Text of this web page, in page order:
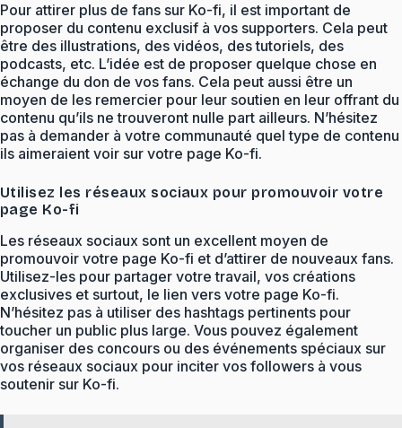
Pour attirer plus de fans sur Ko-fi, il est important de
proposer du contenu exclusif à vos supporters. Cela peut
être des illustrations, des vidéos, des tutoriels, des
podcasts, etc. L’idée est de proposer quelque chose en
échange du don de vos fans. Cela peut aussi être un
moyen de les remercier pour leur soutien en leur offrant du
contenu qu’ils ne trouveront nulle part ailleurs. N’hésitez
pas à demander à votre communauté quel type de contenu
ils aimeraient voir sur votre page Ko-fi.
Utilisez les réseaux sociaux pour promouvoir votre
page Ko-fi
Les réseaux sociaux sont un excellent moyen de
promouvoir votre page Ko-fi et d’attirer de nouveaux fans.
Utilisez-les pour partager votre travail, vos créations
exclusives et surtout, le lien vers votre page Ko-fi.
N’hésitez pas à utiliser des hashtags pertinents pour
toucher un public plus large. Vous pouvez également
organiser des concours ou des événements spéciaux sur
vos réseaux sociaux pour inciter vos followers à vous
soutenir sur Ko-fi.